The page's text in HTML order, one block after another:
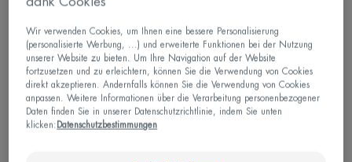
Wir verwenden Cookies, um Ihnen eine bessere Personalisierung
(personalisierte Werbung, ...) und erweiterte Funktionen bei der Nutzung
unserer Website zu bieten. Um Ihre Navigation auf der Website
fortzusetzen und zu erleichtern, können Sie die Verwendung von Cookies
direkt akzeptieren. Andernfalls können Sie die Verwendung von Cookies
anpassen. Weitere Informationen über die Verarbeitung personenbezogener
Daten finden Sie in unserer Datenschutzrichtlinie, indem Sie unten
klicken: Datenschutzbestimmungen